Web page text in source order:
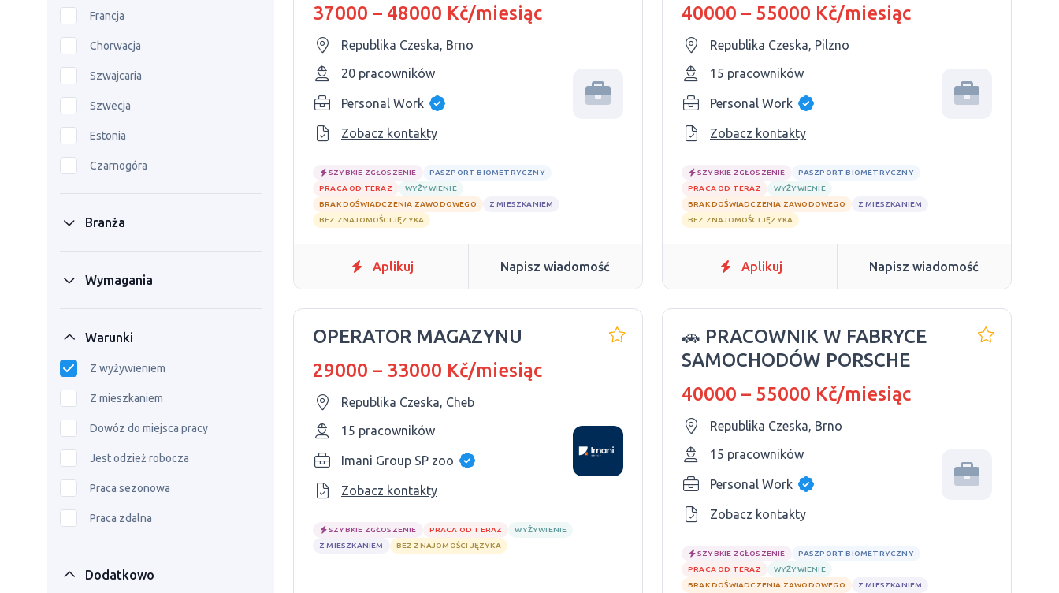
Francja
Chorwacja
Szwajcaria
Szwecja
Estonia
Czarnogóra
Branża
Wymagania
Warunki
Z wyżywieniem
Z mieszkaniem
Dowóz do miejsca pracy
Jest odzież robocza
Praca sezonowa
Praca zdalna
Dodatkowo
37000 – 48000 Kč/miesiąc
Republika Czeska, Brno
20 pracowników
Personal Work
Zobacz kontakty
SZYBKIE ZGŁOSZENIE
PASZPORT BIOMETRYCZNY
PRACA OD TERAZ
WYŻYWIENIE
BRAK DOŚWIADCZENIA ZAWODOWEGO
Z MIESZKANIEM
BEZ ZNAJOMOŚCI JĘZYKA
Aplikuj Napisz wiadomość
40000 – 55000 Kč/miesiąc
Republika Czeska, Pilzno
15 pracowników
Personal Work
Zobacz kontakty
SZYBKIE ZGŁOSZENIE
PASZPORT BIOMETRYCZNY
PRACA OD TERAZ
WYŻYWIENIE
BRAK DOŚWIADCZENIA ZAWODOWEGO
Z MIESZKANIEM
BEZ ZNAJOMOŚCI JĘZYKA
Aplikuj Napisz wiadomość
OPERATOR MAGAZYNU
29000 – 33000 Kč/miesiąc
Republika Czeska, Cheb
15 pracowników
Imani Group SP zoo
Zobacz kontakty
SZYBKIE ZGŁOSZENIE PRACA OD TERAZ
WYŻYWIENIE
Z MIESZKANIEM
BEZ ZNAJOMOŚCI JĘZYKA
🚗 PRACOWNIK W FABRYCE
SAMOCHODÓW PORSCHE
40000 – 55000 Kč/miesiąc
Republika Czeska, Brno
15 pracowników
Personal Work
Zobacz kontakty
SZYBKIE ZGŁOSZENIE
PASZPORT BIOMETRYCZNY
PRACA OD TERAZ
WYŻYWIENIE
BRAK DOŚWIADCZENIA ZAWODOWEGO
Z MIESZKANIEM